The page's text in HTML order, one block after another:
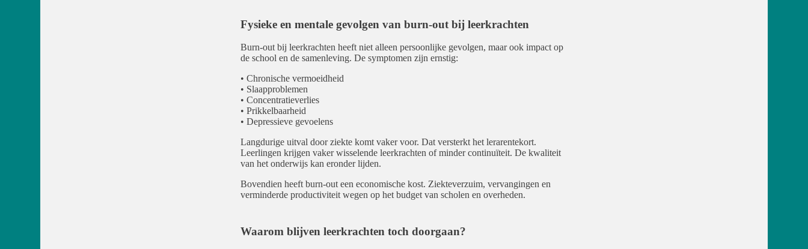
Fysieke en mentale gevolgen van burn-out bij leerkrachten
Burn-out bij leerkrachten heeft niet alleen persoonlijke gevolgen, maar ook impact op
de school en de samenleving. De symptomen zijn ernstig:
• Chronische vermoeidheid
• Slaapproblemen
• Concentratieverlies
• Prikkelbaarheid
• Depressieve gevoelens
Langdurige uitval door ziekte komt vaker voor. Dat versterkt het lerarentekort.
Leerlingen krijgen vaker wisselende leerkrachten of minder continuïteit. De kwaliteit
van het onderwijs kan eronder lijden.
Bovendien heeft burn-out een economische kost. Ziekteverzuim, vervangingen en
verminderde productiviteit wegen op het budget van scholen en overheden.
Waarom blijven leerkrachten toch doorgaan?